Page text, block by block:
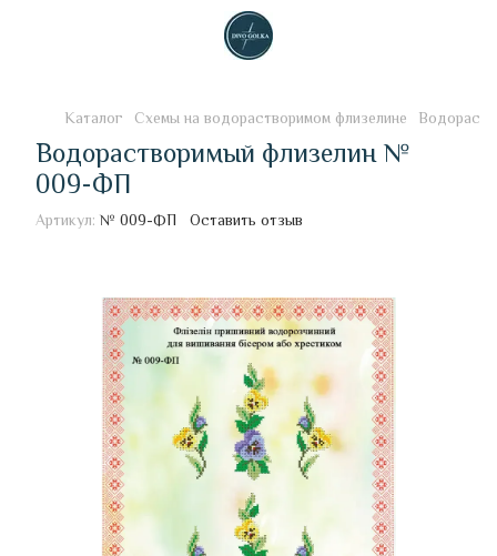
Каталог Схемы на водорастворимом флизелине
Водорастворимый флизелин №
009-ФП
Артикул: № 009-ФП Оставить отзыв